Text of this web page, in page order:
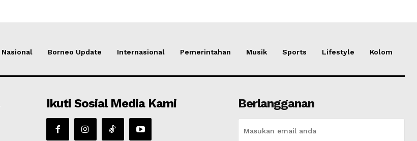
Nasional Borneo Update Internasional Pemerintahan Musik Sports Lifestyle Kolom
Ikuti Sosial Media Kami Berlangganan